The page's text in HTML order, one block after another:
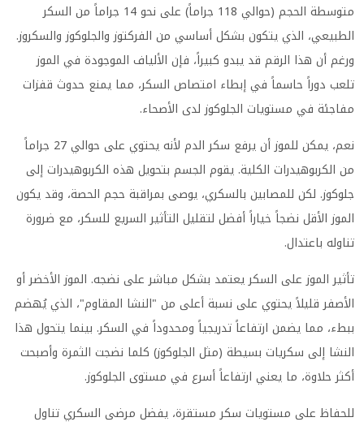
متوسطة الحجم (حوالي 118 جراماً) على نحو 14 جراماً من السكر
الطبيعي، الذي يتكون بشكل أساسي من الفركتوز والجلوكوز والسكروز.
ورغم أن هذا الرقم قد يبدو كبيراً، فإن الألياف الموجودة في الموز
تلعب دوراً حاسماً في إبطاء امتصاص السكر، مما يمنع حدوث قفزات
مفاجئة في مستويات الجلوكوز لدى الأصحاء.
نعم، يمكن للموز أن يرفع سكر الدم لأنه يحتوي على حوالي 27 جراماً
من الكربوهيدرات الكلية. يقوم الجسم بتحويل هذه الكربوهيدرات إلى
جلوكوز. لكن للمصابين بالسكري، يوصى بمراقبة حجم الحصة، وقد يكون
الموز الأقل نضجاً خياراً أفضل لتقليل التأثير السريع للسكر، مع ضرورة
تناوله باعتدال.
تأثير الموز على السكر يعتمد بشكل مباشر على نضجه. الموز الأخضر أو
الأصفر قليلاً يحتوي على نسبة أعلى من "النشا المقاوم"، الذي يُهضم
ببطء، مما يضمن ارتفاعاً تدريجياً ومحدوداً في السكر. بينما يتحول هذا
النشا إلى سكريات بسيطة (مثل الجلوكوز) كلما نضجت الثمرة وأصبحت
أكثر حلاوة، ما يعني ارتفاعاً أسرع في مستوى الجلوكوز.
للحفاظ على مستويات سكر مستقرة، يفضل مرضى السكري تناول